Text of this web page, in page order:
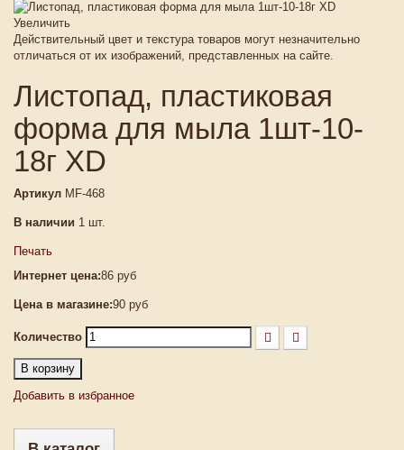
Увеличить
Действительный цвет и текстура товаров могут незначительно
отличаться от их изображений, представленных на сайте.
Листопад, пластиковая
форма для мыла 1шт-10-
18г XD
Артикул MF-468
В наличии 1 шт.
Печать
Интернет цена:86 руб
Цена в магазине:90 руб
Количество
В корзину
Добавить в избранное